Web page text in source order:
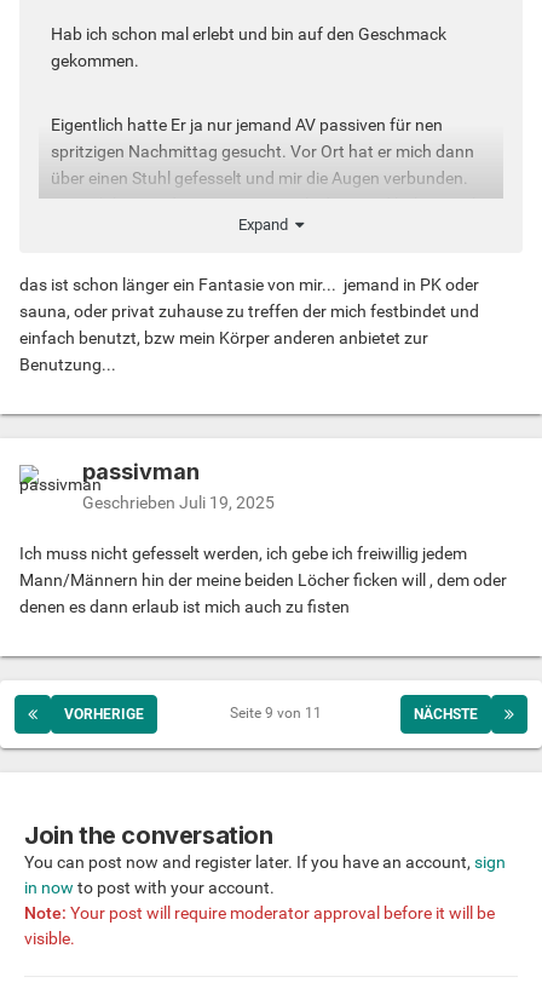
Hab ich schon mal erlebt und bin auf den Geschmack
gekommen.
Eigentlich hatte Er ja nur jemand AV passiven für nen
spritzigen Nachmittag gesucht. Vor Ort hat er mich dann
über einen Stuhl gefesselt und mir die Augen verbunden.
Danach kamen dann seine Kumpels dazu und haben mich
der Reihe nach gefickt. Das Gefühl dabei, wenn du
ficken is echt unbeschreiblich. War aber auf alle Fälle eine
echt geile Erfahrung, auch wenn mein Po hinterher einige
Tage Pflege nötig hatte.
Expand
das ist schon länger ein Fantasie von mir... jemand in PK oder
sauna, oder privat zuhause zu treffen der mich festbindet und
einfach benutzt, bzw mein Körper anderen anbietet zur
Benutzung...
passivman
Geschrieben Juli 19, 2025
Ich muss nicht gefesselt werden, ich gebe ich freiwillig jedem
Mann/Männern hin der meine beiden Löcher ficken will , dem oder
denen es dann erlaub ist mich auch zu fisten
VORHERIGE NÄCHSTE
Seite 9 von 11
Join the conversation
You can post now and register later. If you have an account, sign
in now to post with your account.
Note: Your post will require moderator approval before it will be
visible.